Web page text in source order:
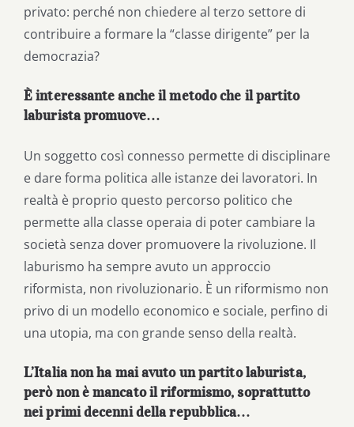
privato: perché non chiedere al terzo settore di
contribuire a formare la “classe dirigente” per la
democrazia?
È interessante anche il metodo che il partito
laburista promuove…
Un soggetto così connesso permette di disciplinare
e dare forma politica alle istanze dei lavoratori. In
realtà è proprio questo percorso politico che
permette alla classe operaia di poter cambiare la
società senza dover promuovere la rivoluzione. Il
laburismo ha sempre avuto un approccio
riformista, non rivoluzionario. È un riformismo non
privo di un modello economico e sociale, perfino di
una utopia, ma con grande senso della realtà.
L’Italia non ha mai avuto un partito laburista,
però non è mancato il riformismo, soprattutto
nei primi decenni della repubblica…